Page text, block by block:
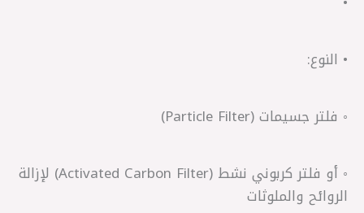
• النوع:
◦ فلتر جسيمات (Particle Filter)
◦ أو فلتر كربوني نشط (Activated Carbon Filter) لإزالة
الروائح والملوثات